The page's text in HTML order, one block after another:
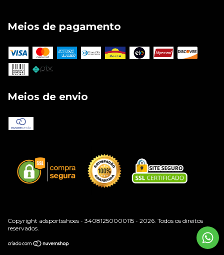
Meios de pagamento
Meios de envio
Copyright adsportsshoes - 34081250000115 - 2026. Todos os direitos
reservados.